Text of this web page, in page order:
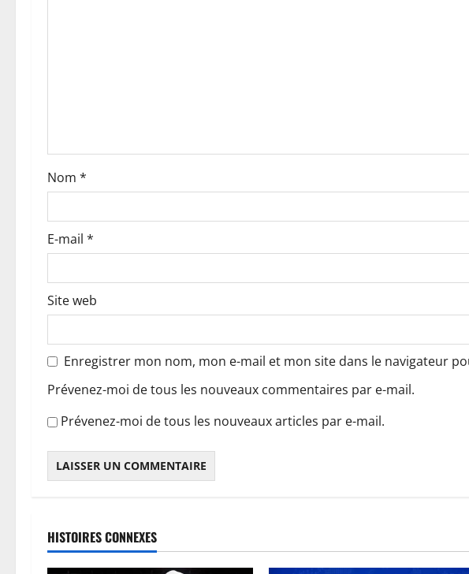
t
i
c
l
e
Nom *
E-mail *
Site web
Enregistrer mon nom, mon e-mail et mon site dans le navigateur
Prévenez-moi de tous les nouveaux commentaires par e-mail.
Prévenez-moi de tous les nouveaux articles par e-mail.
HISTOIRES CONNEXES